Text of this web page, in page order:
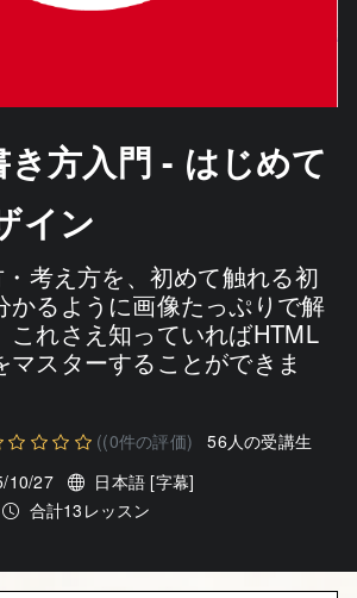
方入門 - はじめて
イン
考え方を、初めて触れる初
かるように画像たっぷりで解
これさえ知っていればHTML
スターすることができま
((0件の評価)
56人の受講生
10/27
日本語 [字幕]
合計13レッスン